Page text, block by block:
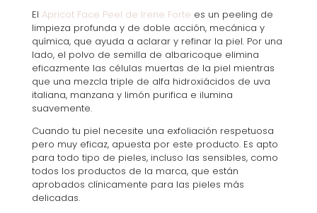
El Apricot Face Peel de Irene Forte es un peeling de
limpieza profunda y de doble acción, mecánica y
química, que ayuda a aclarar y refinar la piel. Por una
lado, el polvo de semilla de albaricoque elimina
eficazmente las células muertas de la piel mientras
que una mezcla triple de alfa hidroxiácidos de uva
italiana, manzana y limón purifica e ilumina
suavemente.
Cuando tu piel necesite una exfoliación respetuosa
pero muy eficaz, apuesta por este producto. Es apto
para todo tipo de pieles, incluso las sensibles, como
todos los productos de la marca, que están
aprobados clínicamente para las pieles más
delicadas.